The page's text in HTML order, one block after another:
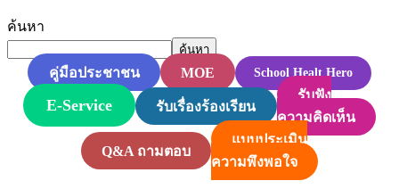
ค้นหา
ค้นหา
คู่มือประชาชน MOE School Healt Hero
E-Service รับเรื่องร้องเรียน
รับฟัง
ความคิดเห็น
Q&A ถามตอบ
แบบประเมิน
ความพึงพอใจ